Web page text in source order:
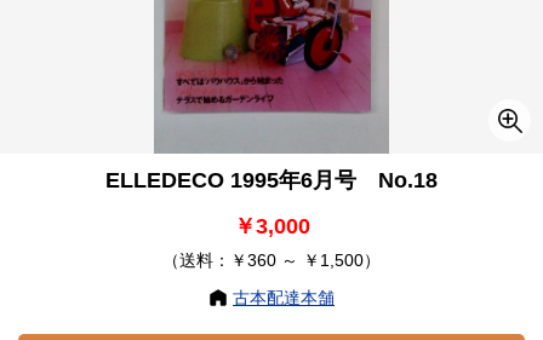
ELLEDECO 1995年6月号 No.18
￥3,000
（送料：￥360 ～ ￥1,500）
古本配達本舗